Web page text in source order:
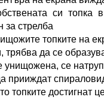
си топка
за стрелба
топките на
да се
унищожена, се
прииждат
топките достигнат